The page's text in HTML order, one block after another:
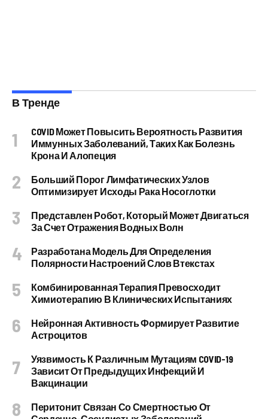
В Тренде
COVID Может Повысить Вероятность Развития
Иммунных Заболеваний, Таких Как Болезнь
Крона И Алопеция
Больший Порог Лимфатических Узлов
Оптимизирует Исходы Рака Носоглотки
Представлен Робот, Который Может Двигаться
За Счет Отражения Водных Волн
Разработана Модель Для Определения
Полярности Настроений Слов Втекстах
Комбинированная Терапия Превосходит
Химиотерапию В Клинических Испытаниях
Нейронная Активность Формирует Развитие
Астроцитов
Уязвимость К Различным Мутациям COVID-19
Зависит От Предыдущих Инфекций И
Вакцинации
Перитонит Связан Со Смертностью От